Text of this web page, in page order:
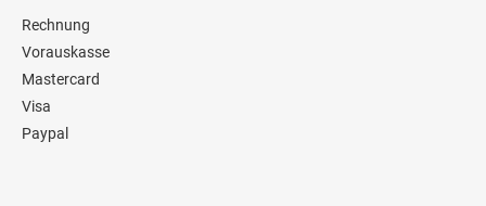
Rechnung
Vorauskasse
Mastercard
Visa
Paypal